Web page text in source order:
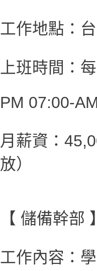
工作地點：
上班時間：
PM 07:00-
月薪資：
放）
【 儲備幹部
工作內容：